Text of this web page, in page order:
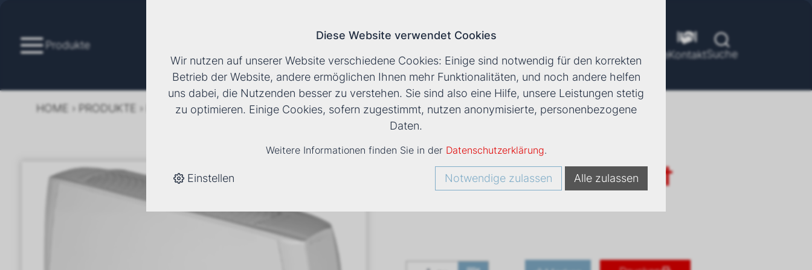
Produkte
ToolsUnternehmen KarriereKontaktSuche
HOME › PRODUKTE › KÄLTE/KLIMA › FANCOILS › DXC 14 TRUHENGERÄT
DXC 14 Truhengerät
Diese Website verwendet Cookies
Wir nutzen auf unserer Website verschiedene Cookies: Einige sind notwendig für den korrekten
Betrieb der Website, andere ermöglichen Ihnen mehr Funktionalitäten, und noch andere helfen
uns dabei, die Nutzenden besser zu verstehen. Sie sind also eine Hilfe, unsere Leistungen stetig
zu optimieren. Einige Cookies, sofern zugestimmt, nutzen anonymisierte, personenbezogene
Daten.
Weitere Informationen finden Sie in der Datenschutzerklärung.
Einstellen Notwendige zulassen Alle zulassen